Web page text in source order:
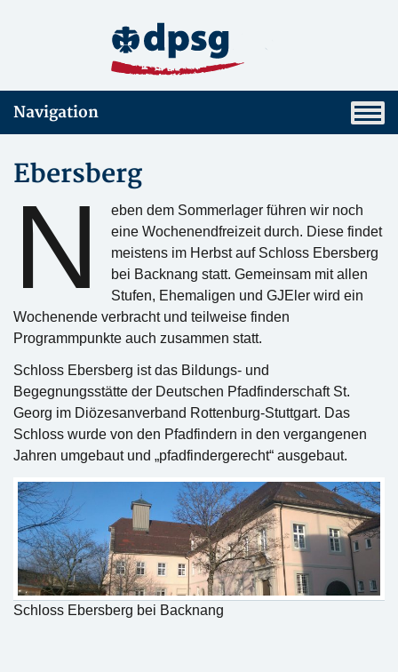
Navigation
Ebersberg
N
eben dem Sommerlager führen wir noch
eine Wochenendfreizeit durch. Diese findet
meistens im Herbst auf Schloss Ebersberg
bei Backnang statt. Gemeinsam mit allen
Stufen, Ehemaligen und GJEler wird ein
Wochenende verbracht und teilweise finden
Programmpunkte auch zusammen statt.
Schloss Ebersberg ist das Bildungs- und
Begegnungsstätte der Deutschen Pfadfinderschaft St.
Georg im Diözesanverband Rottenburg-Stuttgart. Das
Schloss wurde von den Pfadfindern in den vergangenen
Jahren umgebaut und „pfadfindergerecht“ ausgebaut.
Schloss Ebersberg bei Backnang